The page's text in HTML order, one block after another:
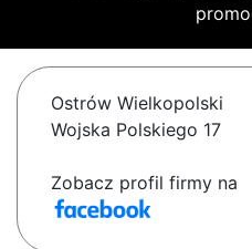
Ostrów Wielkopolski
Wojska Polskiego 17
Zobacz profil firmy na